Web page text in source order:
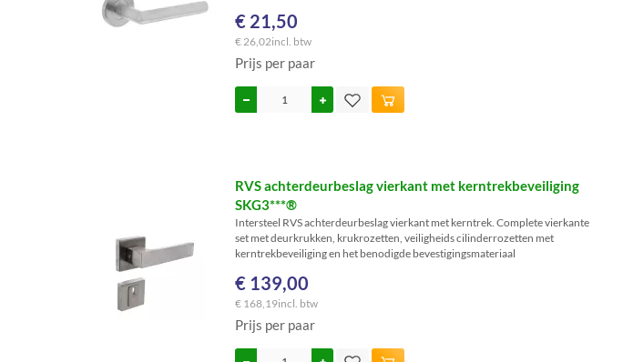
€ 21,50
€ 26,02incl. btw
Prijs per paar
RVS achterdeurbeslag vierkant met kerntrekbeveiliging
SKG3***®
Intersteel RVS achterdeurbeslag vierkant met kerntrek. Complete vierkante
set met deurkrukken, krukrozetten, veiligheids cilinderrozetten met
kerntrekbeveiliging en het benodigde bevestigingsmateriaal
€ 139,00
€ 168,19incl. btw
Prijs per paar